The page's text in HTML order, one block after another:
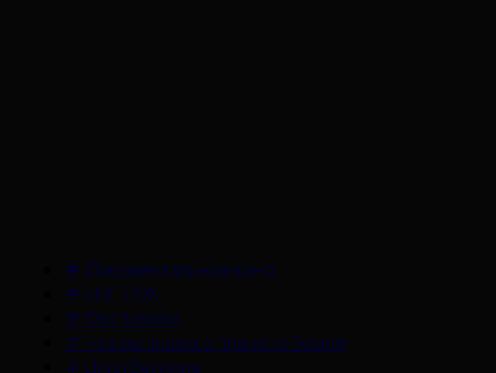
# Документальное кино
# НМГ ДОК
# Фестивали
# Что мы знаем о планете Земля
# Цикл Великие